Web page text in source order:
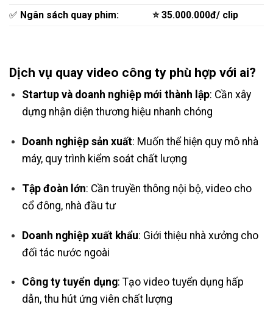
✅ Ngân sách quay phim: ⭐ 35.000.000đ/ clip
Dịch vụ quay video công ty phù hợp với ai?
Startup và doanh nghiệp mới thành lập: Cần xây
dựng nhận diện thương hiệu nhanh chóng
Doanh nghiệp sản xuất: Muốn thể hiện quy mô nhà
máy, quy trình kiểm soát chất lượng
Tập đoàn lớn: Cần truyền thông nội bộ, video cho
cổ đông, nhà đầu tư
Doanh nghiệp xuất khẩu: Giới thiệu nhà xưởng cho
đối tác nước ngoài
Công ty tuyển dụng: Tạo video tuyển dụng hấp
dẫn, thu hút ứng viên chất lượng